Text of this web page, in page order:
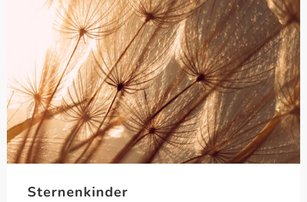
Sternenkinder